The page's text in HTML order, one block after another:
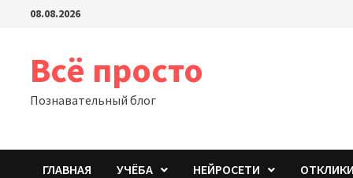
Перейти08.08.2026
Всё просто
Познавательный блог
ГЛАВНАЯ УЧЁБА НЕЙРОСЕТИ ОТКЛИКИ